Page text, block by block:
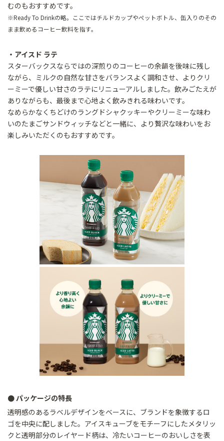
むのもおすすめです。
※Ready To Drinkの略。ここではチルドカップやペットボトル、缶入りのその
まま飲めるコーヒー飲料を指す。
・アイスド ラテ
スターバックスならではの深煎りのコーヒーの余韻を後味に残し
ながら、ミルクの自然な甘さをバランスよく調和させ、よりクリ
ーミーで優しい甘さのラテにリニューアルしました。飲みごたえが
ありながらも、最後まで心地よく飲みきれる味わいです。
なめらかなくちどけのラングドシャクッキーやクリーミーな味わ
いのたまごサンドウィッチなどと一緒に、より贅沢な味わいをお
楽しみいただくのもおすすめです。
● パッケージの特長
透明感のあるラベルデザインをベースに、ブランドを象徴するロ
ゴを中央に配しました。アイスキューブをモチーフにしたメタリッ
クと透明部分のレイヤード柄は、冷たいコーヒーのおいしさを表